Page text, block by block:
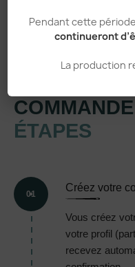
Pendant cette
continueront
La production
ÉTAPES
01
Créez votre
Vous créez
votre profil
recevez